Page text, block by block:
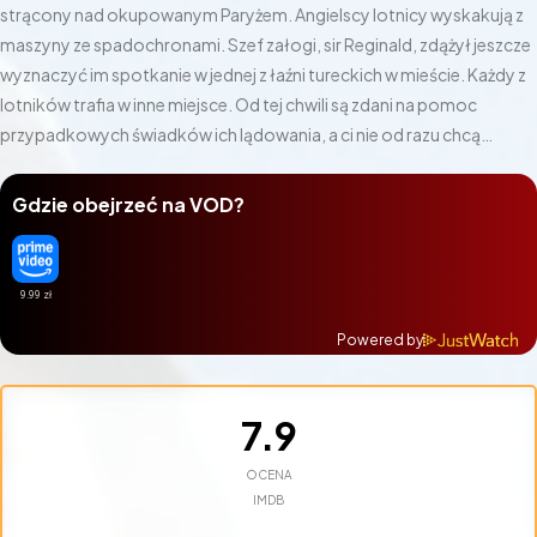
strącony nad okupowanym Paryżem. Angielscy lotnicy wyskakują z
maszyny ze spadochronami. Szef załogi, sir Reginald, zdążył jeszcze
wyznaczyć im spotkanie w jednej z łaźni tureckich w mieście. Każdy z
lotników trafia w inne miejsce. Od tej chwili są zdani na pomoc
przypadkowych świadków ich lądowania, a ci nie od razu chcą
Gdzie obejrzeć na VOD?
Powered by
7.9
OCENA
IMDB